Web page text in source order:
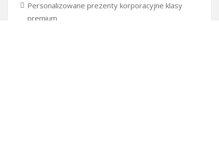
Personalizowane prezenty korporacyjne klasy
premium